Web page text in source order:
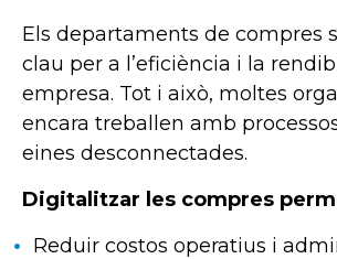
Els departaments de compres
clau per a l’eficiència i la
empresa. Tot i això, moltes
encara treballen amb
eines desconnectades.
Digitalitzar les compres
Reduir costos operatius i